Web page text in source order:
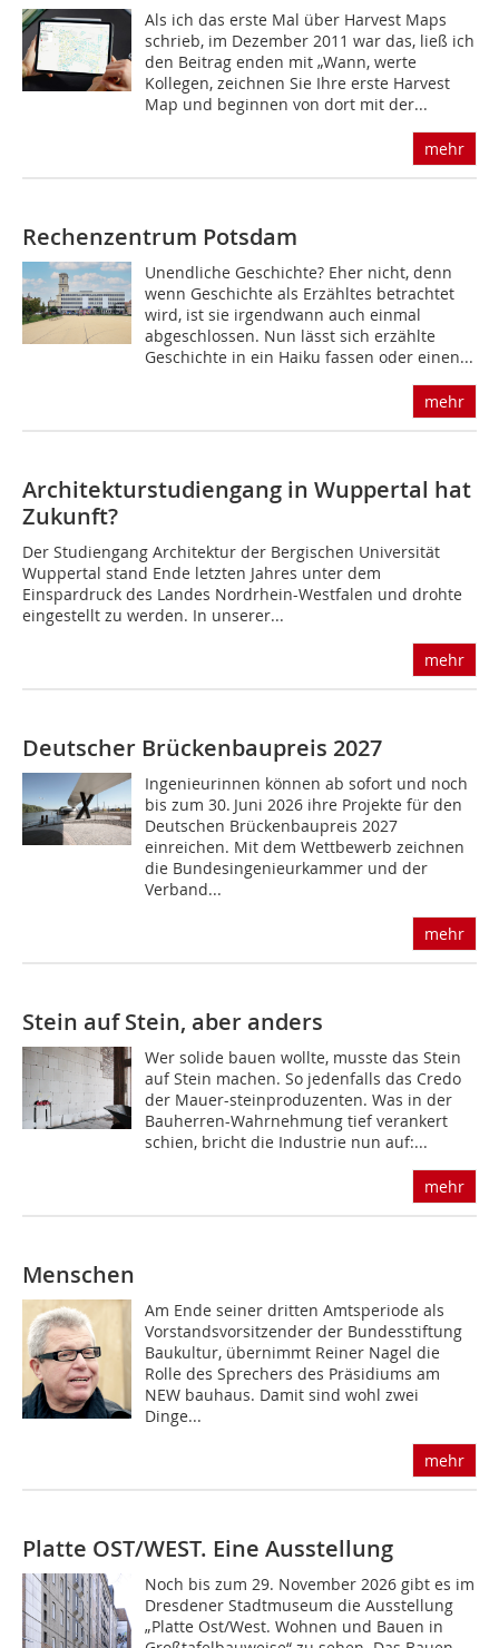
Als ich das erste Mal über Harvest Maps
schrieb, im Dezember 2011 war das, ließ ich
den Beitrag enden mit „Wann, werte
Kollegen, zeichnen Sie Ihre erste Harvest
Map und beginnen von dort mit der...
mehr
Rechenzentrum Potsdam
Unendliche Geschichte? Eher nicht, denn
wenn Geschichte als Erzähltes betrachtet
wird, ist sie irgendwann auch einmal
abgeschlossen. Nun lässt sich erzählte
Geschichte in ein Haiku fassen oder einen...
mehr
Architekturstudiengang in Wuppertal hat
Zukunft?
Der Studiengang Architektur der Bergischen Universität
Wuppertal stand Ende letzten Jahres unter dem
Einspardruck des Landes Nordrhein-Westfalen und drohte
eingestellt zu werden. In unserer...
mehr
Deutscher Brückenbaupreis 2027
Ingenieurinnen können ab sofort und noch
bis zum 30. Juni 2026 ihre Projekte für den
Deutschen Brückenbaupreis 2027
einreichen. Mit dem Wettbewerb zeichnen
die Bundesingenieurkammer und der
Verband...
mehr
Stein auf Stein, aber anders
Wer solide bauen wollte, musste das Stein
auf Stein machen. So jedenfalls das Credo
der Mauer-steinproduzenten. Was in der
Bauherren-Wahrnehmung tief verankert
schien, bricht die Industrie nun auf:...
mehr
Menschen
Am Ende seiner dritten Amtsperiode als
Vorstandsvorsitzender der Bundesstiftung
Baukultur, übernimmt Reiner Nagel die
Rolle des Sprechers des Präsidiums am
NEW bauhaus. Damit sind wohl zwei
Dinge...
mehr
Platte OST/WEST. Eine Ausstellung
Noch bis zum 29. November 2026 gibt es im
Dresdener Stadtmuseum die Ausstellung
„Platte Ost/West. Wohnen und Bauen in